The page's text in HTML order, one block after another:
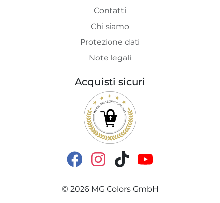
Contatti
Chi siamo
Protezione dati
Note legali
Acquisti sicuri
© 2026 MG Colors GmbH